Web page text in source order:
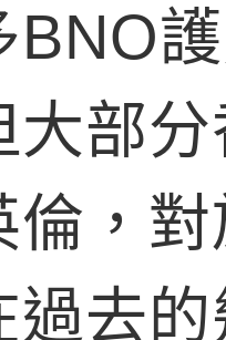
BNO
大部
倫，
過去